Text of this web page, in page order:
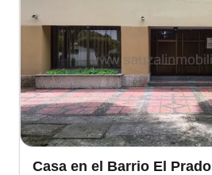
Casa en el Barrio El Prado